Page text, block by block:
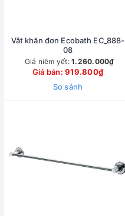
Vắt khăn đơn Ecobath EC_888-
08
Giá niêm yết: 1.260.000₫
Giá bán:919.800₫
So sánh